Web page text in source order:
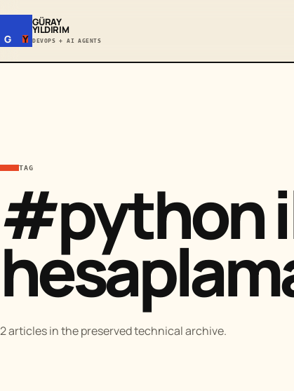
G Y
GÜRAY
YILDIRIM
DEVOPS + AI AGENTS
TAG
#python
2 articles in the preserved technical archive.